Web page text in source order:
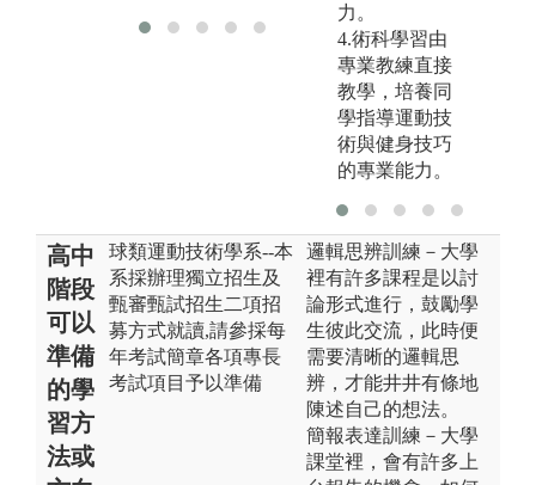
力。
4.術科學習由
專業教練直接
教學，培養同
學指導運動技
術與健身技巧
的專業能力。
高中
階段
可以
準備
的學
習方
法或
球類運動技術學系--本
系採辦理獨立招生及
甄審甄試招生二項招
募方式就讀,請參採每
年考試簡章各項專長
考試項目予以準備
邏輯思辨訓練－大學
裡有許多課程是以討
論形式進行，鼓勵學
生彼此交流，此時便
需要清晰的邏輯思
辨，才能井井有條地
陳述自己的想法。
簡報表達訓練－大學
課堂裡，會有許多上